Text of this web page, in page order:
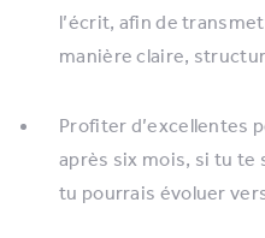
l’écrit, afin de
manière claire,
Profiter d’excellentes
après six mois, si tu te
tu pourrais évoluer